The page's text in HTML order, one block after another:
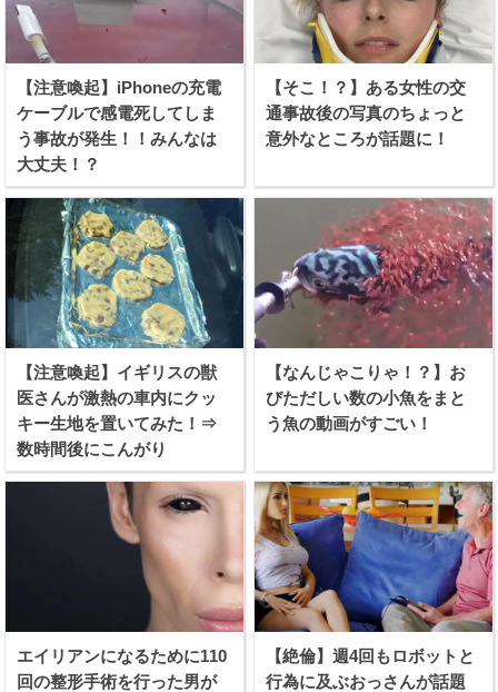
【注意喚起】iPhoneの充電
ケーブルで感電死してしま
う事故が発生！！みんなは
大丈夫！？
【そこ！？】ある女性の交
通事故後の写真のちょっと
意外なところが話題に！
【注意喚起】イギリスの獣
医さんが激熱の車内にクッ
キー生地を置いてみた！⇒
数時間後にこんがり
【なんじゃこりゃ！？】お
びただしい数の小魚をまと
う魚の動画がすごい！
エイリアンになるために110
回の整形手術を行った男が
【絶倫】週4回もロボットと
行為に及ぶおっさんが話題